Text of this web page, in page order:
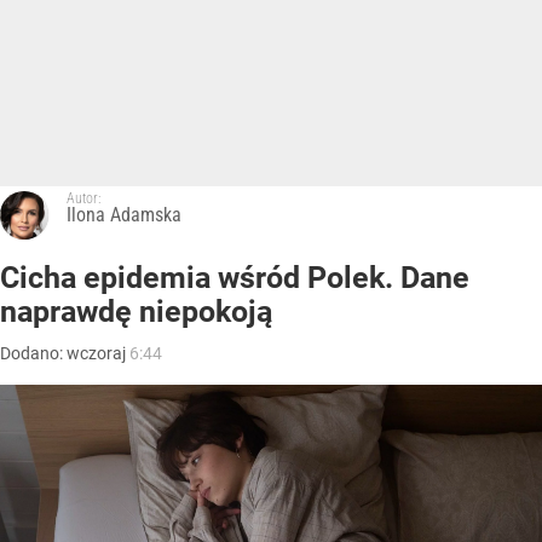
Autor:
Ilona Adamska
Cicha epidemia wśród Polek. Dane
naprawdę niepokoją
Dodano:wczoraj 6:44